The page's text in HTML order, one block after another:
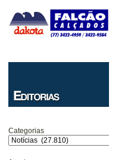
Categorias